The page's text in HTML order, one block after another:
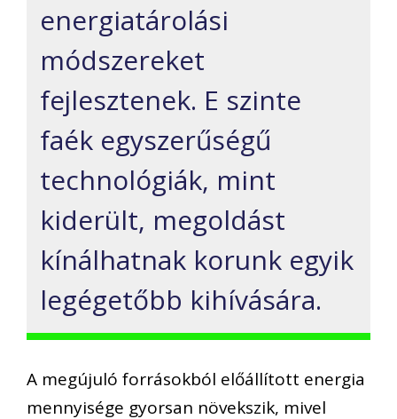
energiatárolási
módszereket
fejlesztenek. E szinte
faék egyszerűségű
technológiák, mint
kiderült, megoldást
kínálhatnak korunk egyik
legégetőbb kihívására.
A megújuló forrásokból előállított energia
mennyisége gyorsan növekszik, mivel